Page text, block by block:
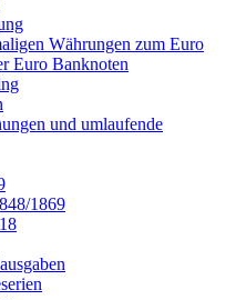
Währungen zum Euro
Euro Banknoten
und umlaufende
1869